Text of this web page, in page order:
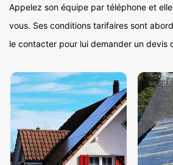
Appelez son équipe par téléphone et
vous. Ses conditions tarifaires sont
le contacter pour lui demander un devis